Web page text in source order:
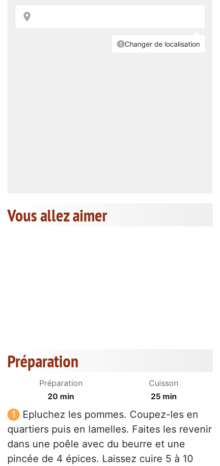
Vous allez aimer
Préparation
Préparation
20 min
Cuisson
25 min
Epluchez les pommes. Coupez-les en
quartiers puis en lamelles. Faites les revenir
dans une poêle avec du beurre et une
pincée de 4 épices. Laissez cuire 5 à 10